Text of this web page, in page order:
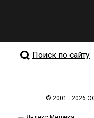
Поиск по сайту
© 2001—2026